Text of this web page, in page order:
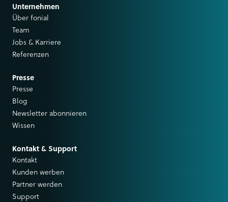
Unternehmen
Über fonial
Team
Jobs & Karriere
Referenzen
Presse
Presse
Blog
Newsletter abonnieren
Wissen
Kontakt & Support
Kontakt
Kunden werben
Partner werden
Support